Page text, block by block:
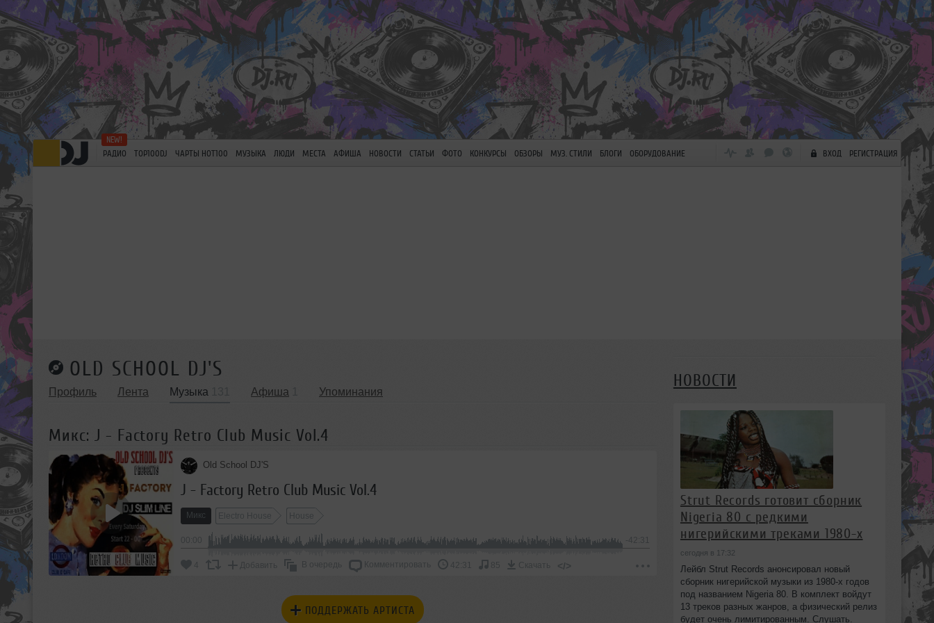
РАДИО TOP100DJ ЧАРТЫ HOT100 МУЗЫКА ЛЮДИ МЕСТА АФИША НОВОСТИ СТАТЬИ ФОТО КОНКУРСЫ ОБЗОРЫ МУЗ. СТИЛИ БЛОГИ ОБОРУДОВАНИЕ ВХОД РЕГИСТРАЦИЯ
OLD SCHOOL DJ'S
Профиль Лента Музыка Афиша Упоминания
Микс: J - Factory Retro Club Music Vol.4
Old School DJ'S
J - Factory Retro Club Music Vol.4
Микс Electro House House
-42:31
Добавить В очередь Комментировать 42:31 85 Скачать </>
ПОДДЕРЖАТЬ АРТИСТА
НОВОСТИ
Strut Records готовит сборник
Nigeria 80 с редкими
нигерийскими треками 1980-х
сегодня в 17:32
Лейбл Strut Records анонсировал новый
сборник нигерийской музыки из 1980-х годов
под названием Nigeria 80. В комплект войдут
13 треков разных жанров, а физический релиз
будет очень лимитированным. Слушать.